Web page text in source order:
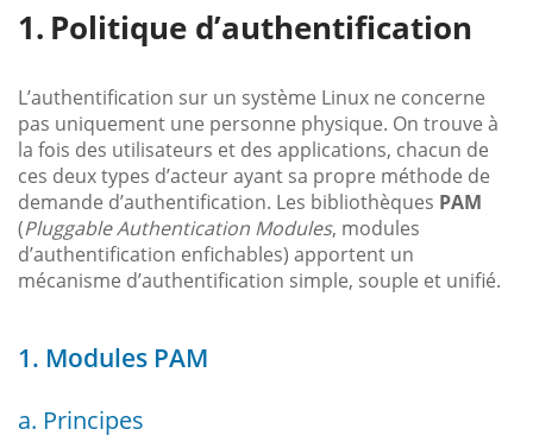
Politique d’authentification
L’authentification sur un système Linux ne concerne
pas uniquement une personne physique. On trouve à
la fois des utilisateurs et des applications, chacun de
ces deux types d’acteur ayant sa propre méthode de
demande d’authentification. Les bibliothèques PAM
(Pluggable Authentication Modules, modules
d’authentification enfichables) apportent un
mécanisme d’authentification simple, souple et unifié.
1. Modules PAM
a. Principes